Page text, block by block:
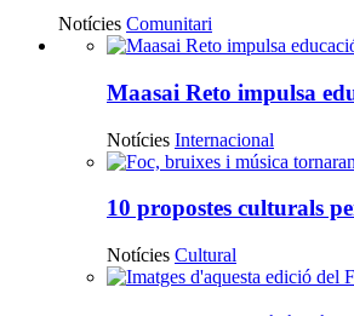
Notícies Comunitari
destacades
Maasai Reto impulsa
Notícies Internacional
10 propostes culturals
Notícies Cultural